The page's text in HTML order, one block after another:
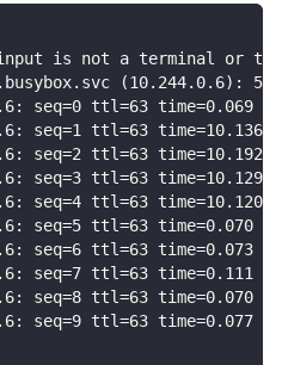
input is not a terminal or
(10.244.0.6):
seq=0 ttl=63 time=0.069 ms
seq=1 ttl=63 time=10.136
seq=2 ttl=63 time=10.192
seq=3 ttl=63 time=10.129
seq=4 ttl=63 time=10.120
seq=5 ttl=63 time=0.070 ms
seq=6 ttl=63 time=0.073 ms
seq=7 ttl=63 time=0.111 ms
seq=8 ttl=63 time=0.070 ms
seq=9 ttl=63 time=0.077 ms